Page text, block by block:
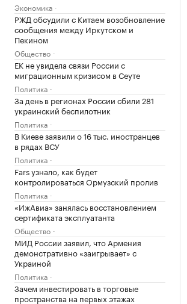
Экономика
РЖД обсудили с Китаем возобновление
сообщения между Иркутском и
Пекином
Общество
ЕК не увидела связи России с
миграционным кризисом в Сеуте
Политика
За день в регионах России сбили 281
украинский беспилотник
Политика
В Киеве заявили о 16 тыс. иностранцев
в рядах ВСУ
Политика
Fars узнало, как будет
контролироваться Ормузский пролив
Политика
«ИжАвиа» занялась восстановлением
сертификата эксплуатанта
Общество
МИД России заявил, что Армения
демонстративно «заигрывает» с
Украиной
Политика
Зачем инвестировать в торговые
пространства на первых этажах